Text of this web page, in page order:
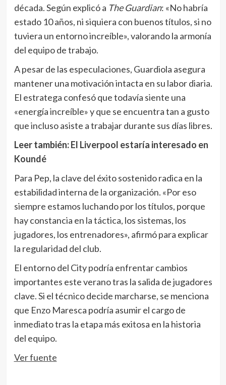
década. Según explicó a The Guardian: «No habría
estado 10 años, ni siquiera con buenos títulos, si no
tuviera un entorno increíble», valorando la armonía
del equipo de trabajo.
A pesar de las especulaciones, Guardiola asegura
mantener una motivación intacta en su labor diaria.
El estratega confesó que todavía siente una
«energía increíble» y que se encuentra tan a gusto
que incluso asiste a trabajar durante sus días libres.
Leer también:El Liverpool estaría interesado en
Koundé
Para Pep, la clave del éxito sostenido radica en la
estabilidad interna de la organización. «Por eso
siempre estamos luchando por los títulos, porque
hay constancia en la táctica, los sistemas, los
jugadores, los entrenadores», afirmó para explicar
la regularidad del club.
El entorno del City podría enfrentar cambios
importantes este verano tras la salida de jugadores
clave. Si el técnico decide marcharse, se menciona
que Enzo Maresca podría asumir el cargo de
inmediato tras la etapa más exitosa en la historia
del equipo.
Ver fuente